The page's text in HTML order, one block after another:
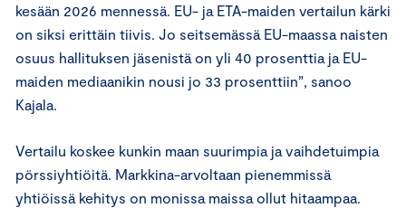
kesään 2026 mennessä. EU- ja ETA-maiden vertailun kärki
on siksi erittäin tiivis. Jo seitsemässä EU-maassa naisten
osuus hallituksen jäsenistä on yli 40 prosenttia ja EU-
maiden mediaanikin nousi jo 33 prosenttiin”, sanoo
Kajala.
Vertailu koskee kunkin maan suurimpia ja vaihdetuimpia
pörssiyhtiöitä. Markkina-arvoltaan pienemmissä
yhtiöissä kehitys on monissa maissa ollut hitaampaa.